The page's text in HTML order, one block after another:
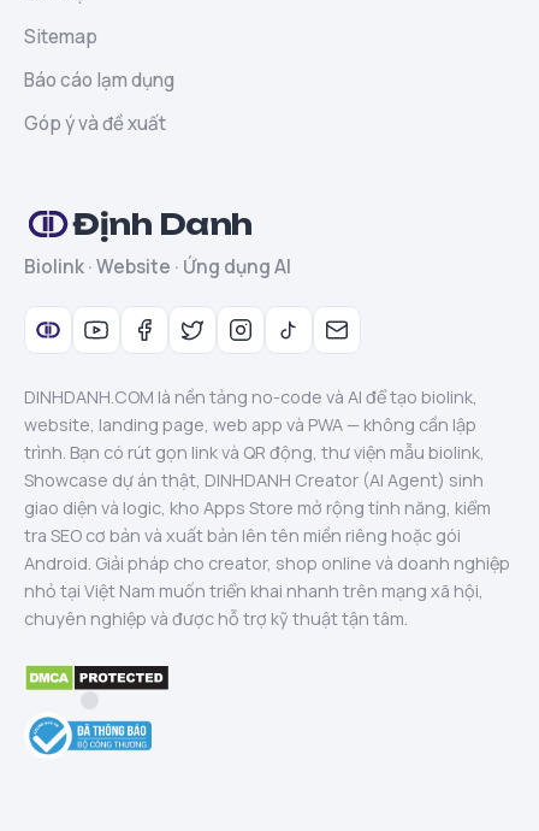
Sitemap
Báo cáo lạm dụng
Góp ý và đề xuất
Định Danh
Biolink · Website · Ứng dụng AI
DINHDANH.COM là nền tảng no-code và AI để tạo biolink,
website, landing page, web app và PWA — không cần lập
trình. Bạn có rút gọn link và QR động, thư viện mẫu biolink,
Showcase dự án thật, DINHDANH Creator (AI Agent) sinh
giao diện và logic, kho Apps Store mở rộng tính năng, kiểm
tra SEO cơ bản và xuất bản lên tên miền riêng hoặc gói
Android. Giải pháp cho creator, shop online và doanh nghiệp
nhỏ tại Việt Nam muốn triển khai nhanh trên mạng xã hội,
chuyên nghiệp và được hỗ trợ kỹ thuật tận tâm.